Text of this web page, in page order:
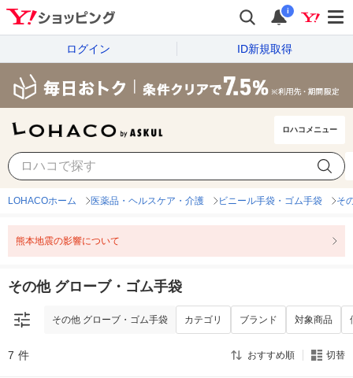
i
ログイン ID新規取得
ロハコメニュー
その他 グローブ・ゴム手袋 対象商品
LOHACOホーム 医薬品・ヘルスケア・介護 ビニール手袋・ゴム手袋 そ
熊本地震の影響について
その他 グローブ・ゴム手袋
その他 グローブ・ゴム手袋 カテゴリ ブランド 対象商品
7 件 おすすめ順 切替